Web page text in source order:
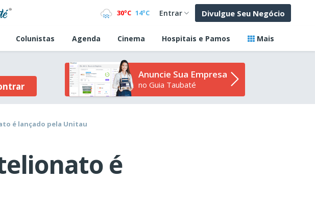
30ºC 14ºC Entrar Divulgue Seu Negócio
Colunistas Agenda Cinema Hospitais e Pamos Mais
Anuncie Sua Empresa
no Guia Taubaté
é lançado pela Unitau
é